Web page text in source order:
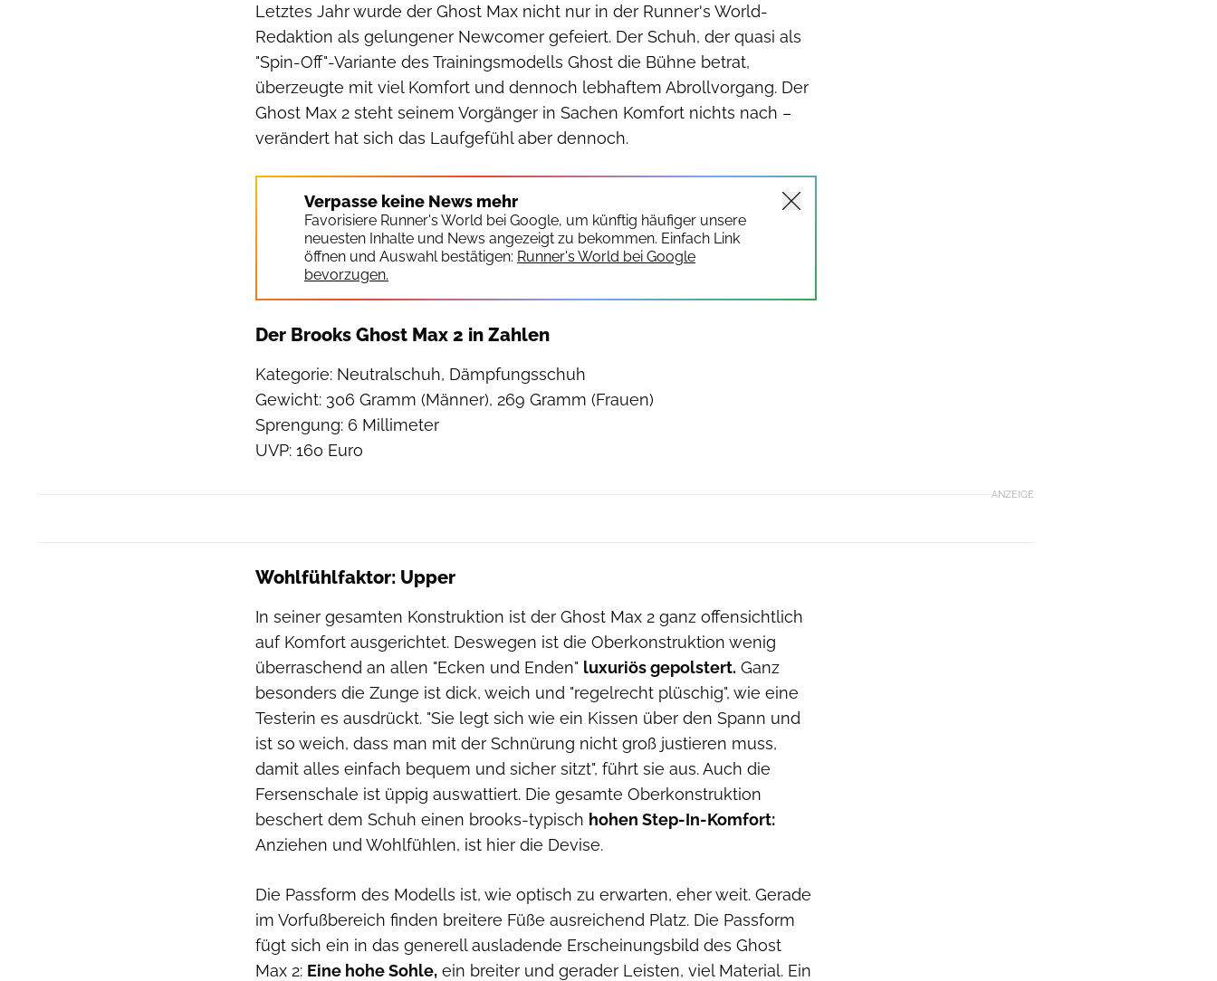
Letztes Jahr wurde der Ghost Max nicht nur in der Runner's World-
Redaktion als gelungener Newcomer gefeiert. Der Schuh, der quasi als
"Spin-Off"-Variante des Trainingsmodells Ghost die Bühne betrat,
überzeugte mit viel Komfort und dennoch lebhaftem Abrollvorgang. Der
Ghost Max 2 steht seinem Vorgänger in Sachen Komfort nichts nach –
verändert hat sich das Laufgefühl aber dennoch.
Verpasse keine News mehr
Favorisiere Runner's World bei Google, um künftig häufiger unsere
neuesten Inhalte und News angezeigt zu bekommen. Einfach Link
öffnen und Auswahl bestätigen: Runner's World bei Google
bevorzugen.
Der Brooks Ghost Max 2 in Zahlen
Kategorie: Neutralschuh, Dämpfungsschuh
Gewicht: 306 Gramm (Männer), 269 Gramm (Frauen)
Sprengung: 6 Millimeter
UVP: 160 Euro
ANZEIGE
Wohlfühlfaktor: Upper
In seiner gesamten Konstruktion ist der Ghost Max 2 ganz offensichtlich
auf Komfort ausgerichtet. Deswegen ist die Oberkonstruktion wenig
überraschend an allen "Ecken und Enden" luxuriös gepolstert. Ganz
besonders die Zunge ist dick, weich und "regelrecht plüschig", wie eine
Testerin es ausdrückt. "Sie legt sich wie ein Kissen über den Spann und
ist so weich, dass man mit der Schnürung nicht groß justieren muss,
damit alles einfach bequem und sicher sitzt", führt sie aus. Auch die
Fersenschale ist üppig auswattiert. Die gesamte Oberkonstruktion
beschert dem Schuh einen brooks-typisch hohen Step-In-Komfort:
Anziehen und Wohlfühlen, ist hier die Devise.
Die Passform des Modells ist, wie optisch zu erwarten, eher weit. Gerade
im Vorfußbereich finden breitere Füße ausreichend Platz. Die Passform
fügt sich ein in das generell ausladende Erscheinungsbild des Ghost
Max 2: Eine hohe Sohle, ein breiter und gerader Leisten, viel Material. Ein